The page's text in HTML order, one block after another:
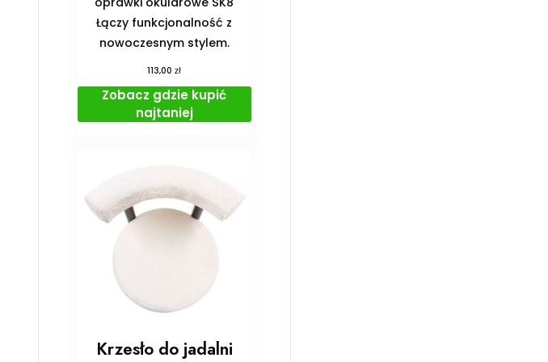
Łączy funkcjonalność z
nowoczesnym stylem.
113,00zł
Zobacz gdzie kupić
najtaniej
Krzesło do jadalni